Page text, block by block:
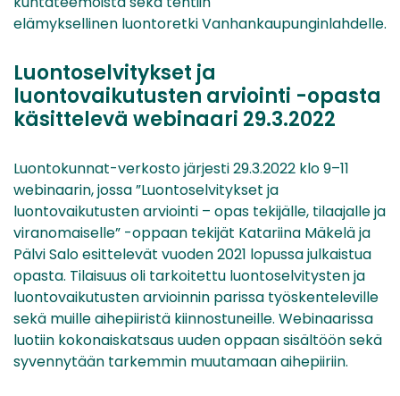
elämyksellinen luontoretki Vanhankaupunginlahdelle.
Luontoselvitykset ja
luontovaikutusten arviointi -opasta
käsittelevä webinaari 29.3.2022
Luontokunnat-verkosto järjesti 29.3.2022 klo 9–11
webinaarin, jossa ”Luontoselvitykset ja
luontovaikutusten arviointi – opas tekijälle, tilaajalle ja
viranomaiselle” -oppaan tekijät Katariina Mäkelä ja
Pälvi Salo esittelevät vuoden 2021 lopussa julkaistua
opasta. Tilaisuus oli tarkoitettu luontoselvitysten ja
luontovaikutusten arvioinnin parissa työskenteleville
sekä muille aihepiiristä kiinnostuneille. Webinaarissa
luotiin kokonaiskatsaus uuden oppaan sisältöön sekä
syvennytään tarkemmin muutamaan aihepiiriin.